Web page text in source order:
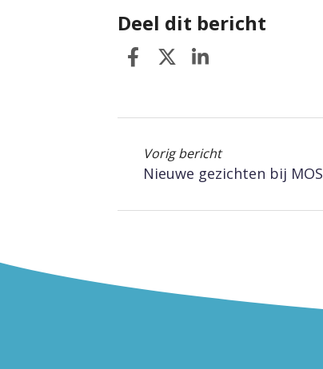
Deel dit bericht
Vorig bericht
Nieuwe gezichten bij MOS